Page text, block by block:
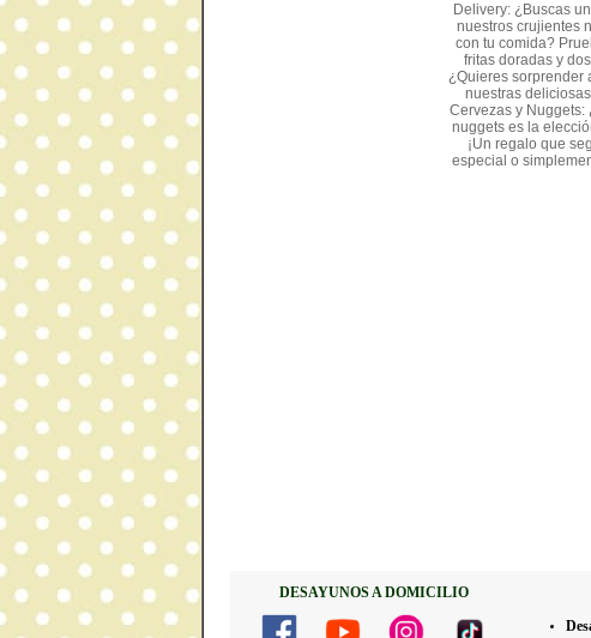
Delivery: ¿Buscas
nuestros crujientes
con tu comida?
fritas doradas y
¿Quieres sorprender
nuestras
Cervezas y Nuggets:
nuggets es la
¡Un regalo que
especial o
DESAYUNOS A DOMICILIO